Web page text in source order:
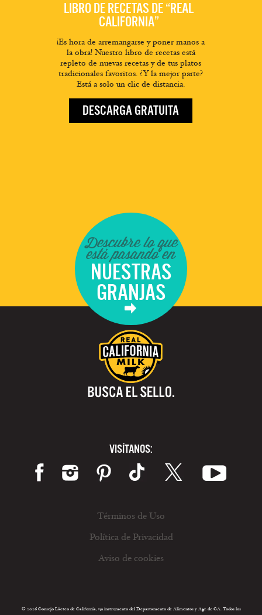
LIBRO DE RECETAS DE “REAL
CALIFORNIA”
¡Es hora de arremangarse y poner manos a
la obra! Nuestro libro de recetas está
repleto de nuevas recetas y de tus platos
tradicionales favoritos. ¿Y la mejor parte?
Está a solo un clic de distancia.
DESCARGA GRATUITA
Descubre lo que
está pasando en
NUESTRAS
GRANJAS
VISÍTANOS:
Términos de Uso
Política de Privacidad
Aviso de cookies
© 2026 Consejo Lácteo de California, un instrumento del Departamento de Alimentos y Agr. de CA. Todos los